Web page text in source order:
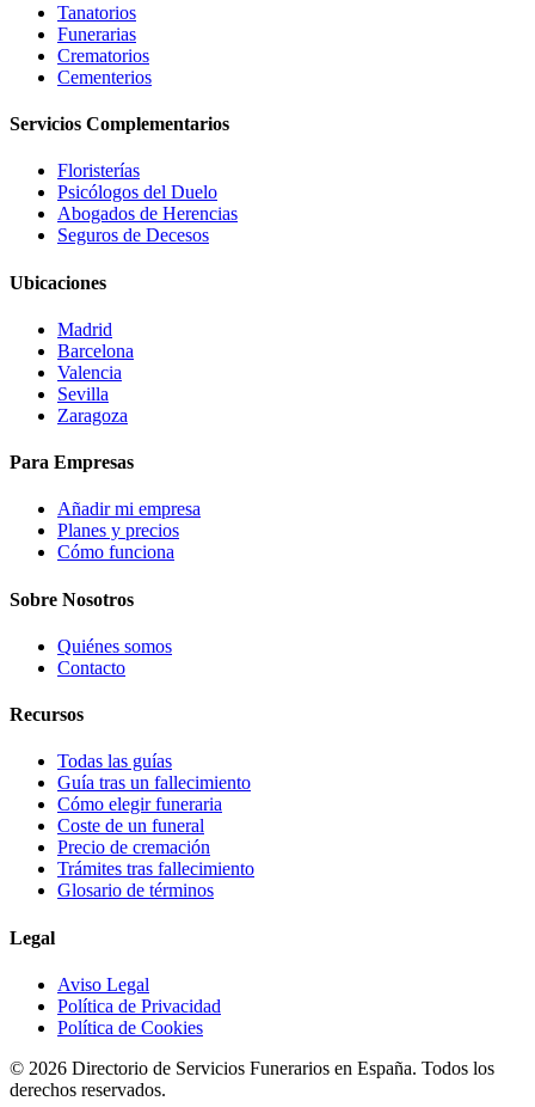
Tanatorios
Funerarias
Crematorios
Cementerios
Servicios Complementarios
Floristerías
Psicólogos del Duelo
Abogados de Herencias
Seguros de Decesos
Ubicaciones
Madrid
Barcelona
Valencia
Sevilla
Zaragoza
Para Empresas
Añadir mi empresa
Planes y precios
Cómo funciona
Sobre Nosotros
Quiénes somos
Contacto
Recursos
Todas las guías
Guía tras un fallecimiento
Cómo elegir funeraria
Coste de un funeral
Precio de cremación
Trámites tras fallecimiento
Glosario de términos
Legal
Aviso Legal
Política de Privacidad
Política de Cookies
© 2026 Directorio de Servicios Funerarios en España. Todos los
derechos reservados.